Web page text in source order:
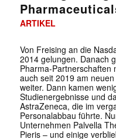
ARTIKEL
Von Freising an die
2014 gelungen. Danach
Pharma-Partnerschaften
auch seit 2019 am
weiter. Dann kamen
Studienergebnisse und
AstraZeneca, die im
Personalabbau führte.
Unternehmen Palvella
Pieris – und einige